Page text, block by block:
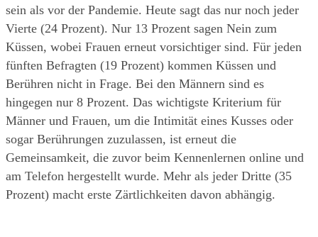
sein als vor der Pandemie. Heute sagt das nur noch jeder
Vierte (24 Prozent). Nur 13 Prozent sagen Nein zum
Küssen, wobei Frauen erneut vorsichtiger sind. Für jeden
fünften Befragten (19 Prozent) kommen Küssen und
Berühren nicht in Frage. Bei den Männern sind es
hingegen nur 8 Prozent. Das wichtigste Kriterium für
Männer und Frauen, um die Intimität eines Kusses oder
sogar Berührungen zuzulassen, ist erneut die
Gemeinsamkeit, die zuvor beim Kennenlernen online und
am Telefon hergestellt wurde. Mehr als jeder Dritte (35
Prozent) macht erste Zärtlichkeiten davon abhängig.